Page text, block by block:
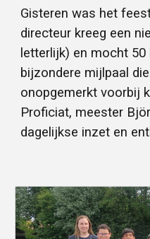
Gisteren was het
directeur kreeg een
letterlijk) en mocht
bijzondere mijlpaal
onopgemerkt voorbij
Proficiat, meester
dagelijkse inzet en